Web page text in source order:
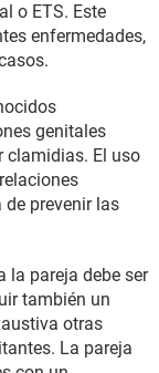
o ETS. Este
enfermedades,
genitales
clamidias. El uso
prevenir las
la pareja debe ser
también un
otras
La pareja